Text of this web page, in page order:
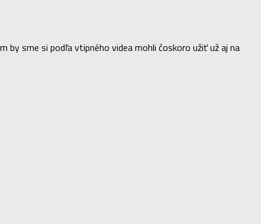
by sme si podľa vtipného videa mohli čoskoro užiť už aj na